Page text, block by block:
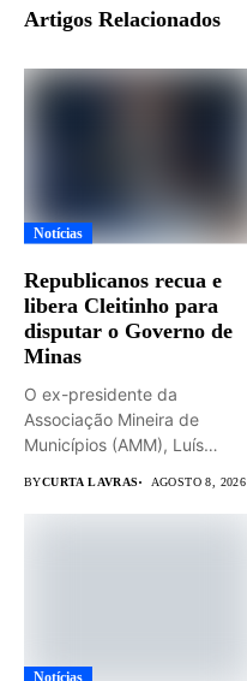
Artigos Relacionados
Notícias
Republicanos recua e
libera Cleitinho para
disputar o Governo de
Minas
O ex-presidente da
Associação Mineira de
Municípios (AMM), Luís
BYCURTA LAVRAS AGOSTO 8, 2026
Notícias